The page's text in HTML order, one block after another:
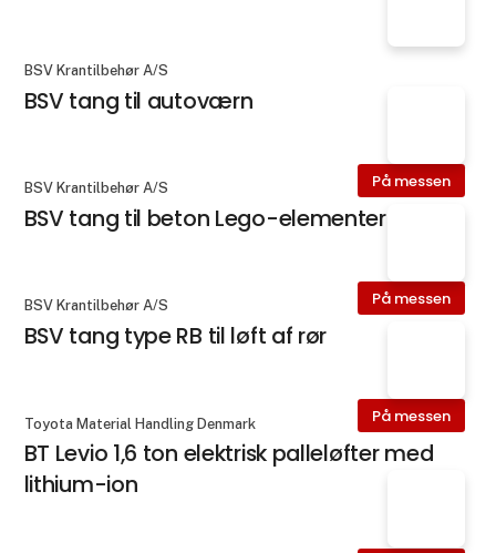
BSV Krantilbehør A/S
BSV tang til autoværn
På messen
BSV Krantilbehør A/S
BSV tang til beton Lego-elementer
På messen
BSV Krantilbehør A/S
BSV tang type RB til løft af rør
På messen
Toyota Material Handling Denmark
BT Levio 1,6 ton elektrisk palleløfter med
lithium-ion